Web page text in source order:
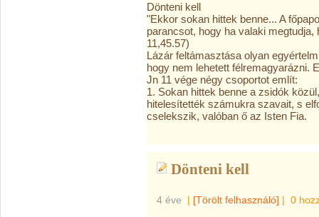
Dönteni kell
"Ekkor sokan hittek benne... A
parancsot, hogy ha valaki
11,45.57)
Lázár feltámasztása olyan
hogy nem lehetett félremagyarázni.
Jn 11 vége négy csoportot említ:
1. Sokan hittek benne a zsidók
hitelesítették számukra szavait, s
cselekszik, valóban ő az Isten Fia.
Dönteni kell
4 éve | [Törölt felhasználó] | 0